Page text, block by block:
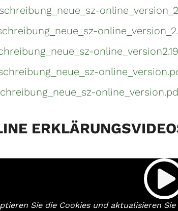
Sie die Cookies und aktualisieren